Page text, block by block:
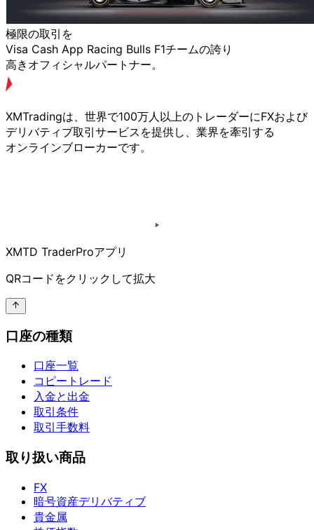
極限の取引を
Visa Cash App Racing Bulls F1チームの誇り
高きオフィシャルパートナー。
XMTradingは、 世界で100万人以上の トレーダーにFXおよび
デリバティブ取引サービスを提供し、 業界を牽引する
オンラインブローカーです。
XMTD TraderProアプリ
QRコードをクリックして拡大
口座の種類
口座一覧
コピートレード
入金と出金
取引条件
取引手数料
取り扱い商品
FX
暗号資産デリバティブ
貴金属